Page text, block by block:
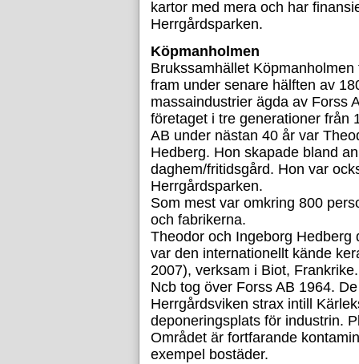
kartor med mera och har
Herrgårdsparken.
Köpmanholmen
Brukssamhället
fram under senare hälften av
massaindustrier ägda av Forss
företaget i tre generationer från
AB under nästan 40 år var
Hedberg. Hon skapade bland
daghem/fritidsgård. Hon var
Herrgårdsparken.
Som mest var omkring 800
och fabrikerna.
Theodor och Ingeborg
var den internationellt kände
2007), verksam i Biot, Frankrike.
Ncb tog över Forss AB 1964.
Herrgårdsviken strax intill
deponeringsplats för industrin.
Området är fortfarande
exempel bostäder.